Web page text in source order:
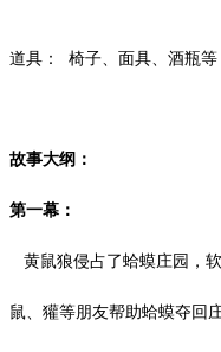
道具： 椅子、面具、酒瓶等
故事大纲：
第一幕：
黄鼠狼侵占了蛤蟆庄园，
鼠、獾等朋友帮助蛤蟆夺回